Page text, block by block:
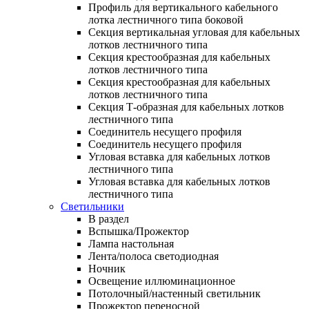
Профиль для вертикального кабельного
лотка лестничного типа боковой
Секция вертикальная угловая для кабельных
лотков лестничного типа
Секция крестообразная для кабельных
лотков лестничного типа
Секция крестообразная для кабельных
лотков лестничного типа
Секция Т-образная для кабельных лотков
лестничного типа
Соединитель несущего профиля
Соединитель несущего профиля
Угловая вставка для кабельных лотков
лестничного типа
Угловая вставка для кабельных лотков
лестничного типа
Светильники
В раздел
Вспышка/Прожектор
Лампа настольная
Лента/полоса светодиодная
Ночник
Освещение иллюминационное
Потолочный/настенный светильник
Прожектор переносной